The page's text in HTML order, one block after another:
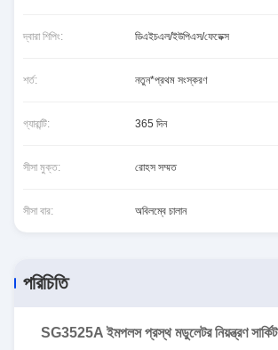
দ্বারা শিপিং: ডিএইচএল/ইউপিএস/ফেডেক্স
শর্ত: নতুন*প্রথম সংস্করণ
গ্যারান্টি: 365 দিন
সীসা মুক্ত: রোহস সম্মত
সীসা বার: অবিলম্বে চালান
পরিচিতি
SG3525A ইমপলস প্রস্থ মডুলেটর নিয়ন্ত্রণ সার্কিট